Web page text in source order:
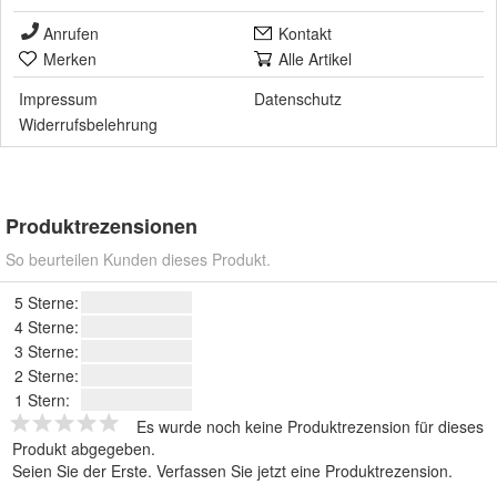
Anrufen
Kontakt
Merken
Alle Artikel
Impressum
Datenschutz
Widerrufsbelehrung
Produktrezensionen
So beurteilen Kunden dieses Produkt.
5 Sterne:
4 Sterne:
3 Sterne:
2 Sterne:
1 Stern:
Es wurde noch keine Produktrezension für dieses
Produkt abgegeben.
Seien Sie der Erste. Verfassen Sie jetzt eine Produktrezension.